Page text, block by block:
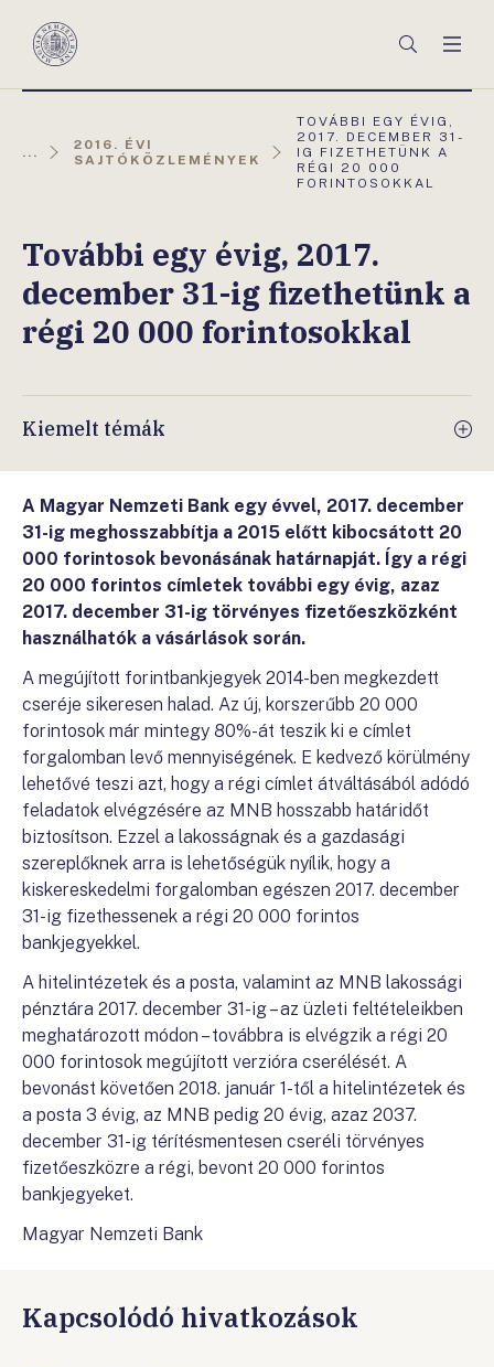
Magyar
Keresés
...
2016. ÉVI
SAJTÓKÖZLEMÉNYEK
AKTUÁLIS
OLDAL:
TOVÁBBI EGY ÉVIG,
2017. DECEMBER 31-
IG FIZETHETÜNK A
RÉGI 20 000
FORINTOSOKKAL
További egy évig, 2017.
december 31-ig fizethetünk a
régi 20 000 forintosokkal
Kiemelt témák
A Magyar Nemzeti Bank egy évvel, 2017. december
31-ig meghosszabbítja a 2015 előtt kibocsátott 20
000 forintosok bevonásának határnapját. Így a régi
20 000 forintos címletek további egy évig, azaz
2017. december 31-ig törvényes fizetőeszközként
használhatók a vásárlások során.
A megújított forintbankjegyek 2014-ben megkezdett
cseréje sikeresen halad. Az új, korszerűbb 20 000
forintosok már mintegy 80%-át teszik ki e címlet
forgalomban levő mennyiségének. E kedvező körülmény
lehetővé teszi azt, hogy a régi címlet átváltásából adódó
feladatok elvégzésére az MNB hosszabb határidőt
biztosítson. Ezzel a lakosságnak és a gazdasági
szereplőknek arra is lehetőségük nyílik, hogy a
kiskereskedelmi forgalomban egészen 2017. december
31-ig fizethessenek a régi 20 000 forintos
bankjegyekkel.
A hitelintézetek és a posta, valamint az MNB lakossági
pénztára 2017. december 31-ig – az üzleti feltételeikben
meghatározott módon – továbbra is elvégzik a régi 20
000 forintosok megújított verzióra cserélését. A
bevonást követően 2018. január 1-től a hitelintézetek és
a posta 3 évig, az MNB pedig 20 évig, azaz 2037.
december 31-ig térítésmentesen cseréli törvényes
fizetőeszközre a régi, bevont 20 000 forintos
bankjegyeket.
Magyar Nemzeti Bank
Kapcsolódó hivatkozások